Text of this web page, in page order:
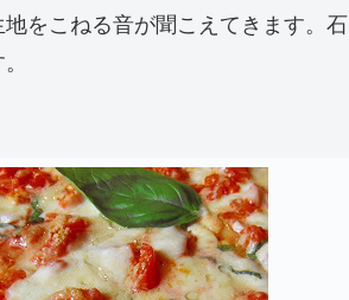
をこねる音が聞こえてきます。石